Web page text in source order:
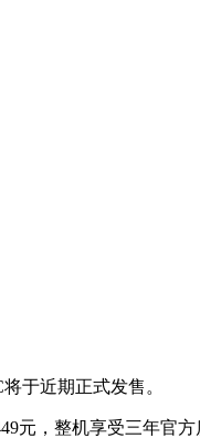
于近期正式发售。
元，整机享受三年官方